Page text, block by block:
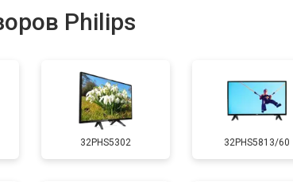
от 80 мин
от 70 мин
Philips
32PHS5302 32PHS5813/60